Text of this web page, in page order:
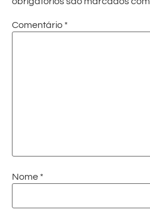
Comentário *
Nome *